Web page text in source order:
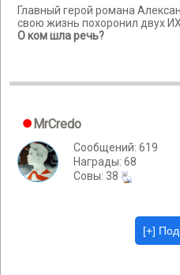
Главный герой романа
свою жизнь похоронил двух
О ком шла речь?
MrCredo
Сообщений: 619
Награды: 68
Cовы: 38